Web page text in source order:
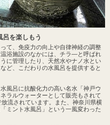
呂を楽しもう
て、免疫力の向上や自律神経の調整
浴施設のなかには、チラ―と呼ばれ
に管理したり、天然水やナノ水とい
ど、こだわりの水風呂を提供すると
風呂に抗酸化力の高い名水「神戸ウ
ラルウォーターとして販売もされて
流されています。また、神奈川県横
ミント水風呂」という一風変わった